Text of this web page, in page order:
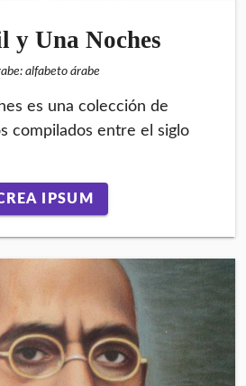
y Una Noches
alfabeto árabe
es una colección de
compilados entre el siglo
IPSUM